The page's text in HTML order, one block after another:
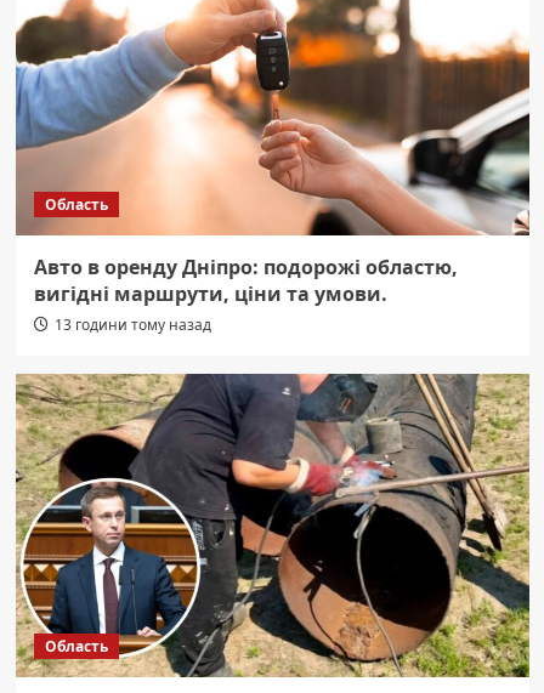
Область
Авто в оренду Дніпро: подорожі областю,
вигідні маршрути, ціни та умови.
13 години тому назад
Область